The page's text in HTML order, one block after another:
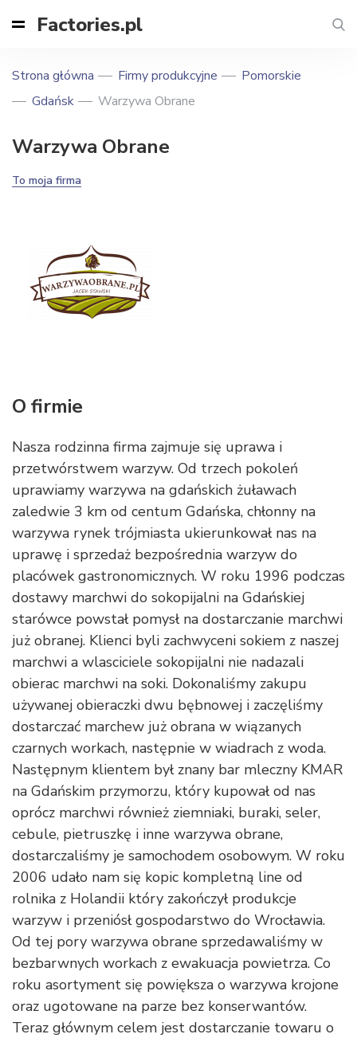
Factories.pl
Strona główna Firmy produkcyjne
Pomorskie
Gdańsk
Warzywa Obrane
Warzywa Obrane
To moja firma
O firmie
Nasza rodzinna firma zajmuje się uprawa i
przetwórstwem warzyw. Od trzech pokoleń
uprawiamy warzywa na gdańskich żuławach
zaledwie 3 km od centum Gdańska, chłonny na
warzywa rynek trójmiasta ukierunkował nas na
uprawę i sprzedaż bezpośrednia warzyw do
placówek gastronomicznych. W roku 1996 podczas
dostawy marchwi do sokopijalni na Gdańskiej
starówce powstał pomysł na dostarczanie marchwi
już obranej. Klienci byli zachwyceni sokiem z naszej
marchwi a wlasciciele sokopijalni nie nadazali
obierac marchwi na soki. Dokonaliśmy zakupu
używanej obieraczki dwu bębnowej i zaczęliśmy
dostarczać marchew już obrana w wiązanych
czarnych workach, następnie w wiadrach z woda.
Następnym klientem był znany bar mleczny KMAR
na Gdańskim przymorzu, który kupował od nas
oprócz marchwi również ziemniaki, buraki, seler,
cebule, pietruszkę i inne warzywa obrane,
dostarczaliśmy je samochodem osobowym. W roku
2006 udało nam się kopic kompletną line od
rolnika z Holandii który zakończył produkcje
warzyw i przeniósł gospodarstwo do Wrocławia.
Od tej pory warzywa obrane sprzedawaliśmy w
bezbarwnych workach z ewakuacja powietrza. Co
roku asortyment się powiększa o warzywa krojone
oraz ugotowane na parze bez konserwantów.
Teraz głównym celem jest dostarczanie towaru o